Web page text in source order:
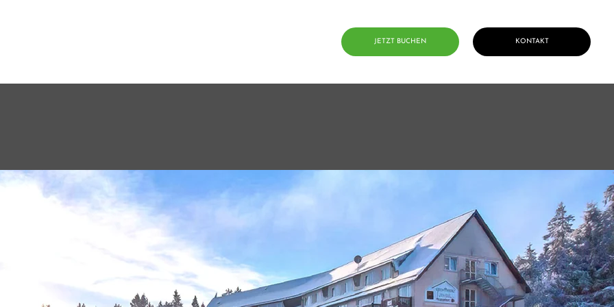
JETZT BUCHEN KONTAKT